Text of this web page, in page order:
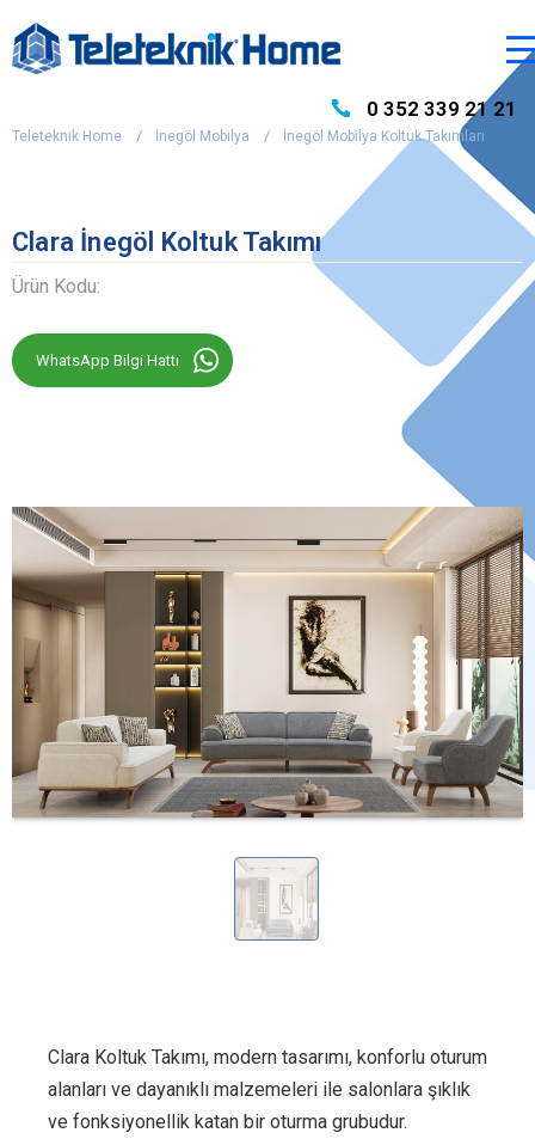
0 352 339 21 21
Teleteknik Home İnegöl Mobilya İnegöl Mobilya Koltuk Takımları
Clara İnegöl Koltuk Takımı
Ürün Kodu:
WhatsApp Bilgi Hattı
Clara Koltuk Takımı, modern tasarımı, konforlu oturum
alanları ve dayanıklı malzemeleri ile salonlara şıklık
ve fonksiyonellik katan bir oturma grubudur.